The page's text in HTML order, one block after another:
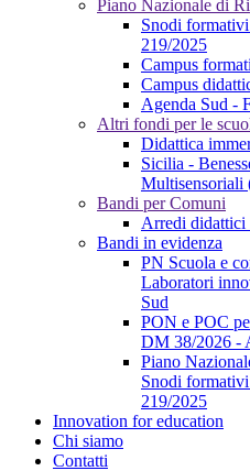
Piano Nazionale di
Snodi
219/2025
Campus
Campus
Agenda Sud -
Altri fondi per le
Didattica
Sicilia -
Multisensoriali
Bandi per Comuni
Arredi didattici
Bandi in evidenza
PN Scuola e
Laboratori
Sud
PON e POC
DM 38/2026 -
Piano
Snodi
219/2025
Innovation for education
Chi siamo
Contatti